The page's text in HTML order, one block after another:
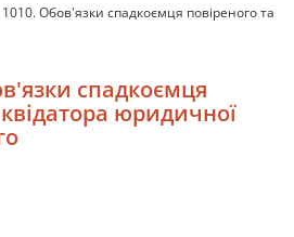
Обов'язки спадкоємця повіреного та
спадкоємця
юридичної